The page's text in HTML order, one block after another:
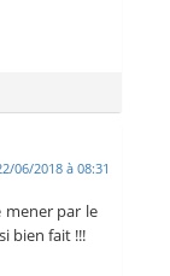
06/2018 à 08:31
mener par le
bien fait !!!